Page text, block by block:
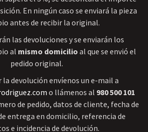
En ningún caso se enviará la pieza
antes de recibir la original.
las devoluciones y se enviarán los
al mismo domicilio al que se envió el
pedido original.
devolución envíenos un e-mail a
o llámenos al 980 500 101
de pedido, datos de cliente, fecha de
entrega en domicilio, referencia de
e incidencia de devolución.